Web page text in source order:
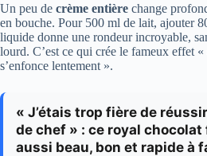
Un peu de crème entière change
en bouche. Pour 500 ml de lait, ajouter
liquide donne une rondeur incroyable,
lourd. C’est ce qui crée le fameux effet
s’enfonce lentement ».
« J’étais trop fière de
de chef » : ce royal
aussi beau, bon et rapide à